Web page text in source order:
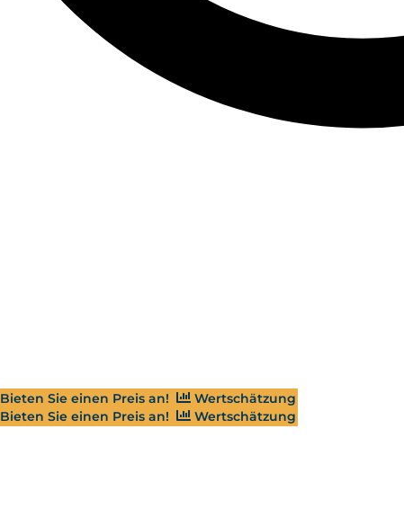
Bieten Sie einen Preis an!
Wertschätzung
Bieten Sie einen Preis an! Wertschätzung